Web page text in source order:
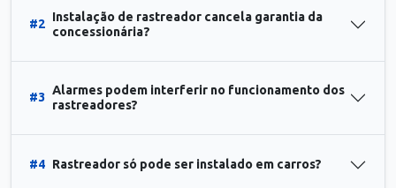
#2
Instalação de rastreador cancela garantia da
concessionária?
#3
Alarmes podem interferir no funcionamento dos
rastreadores?
#4 Rastreador só pode ser instalado em carros?